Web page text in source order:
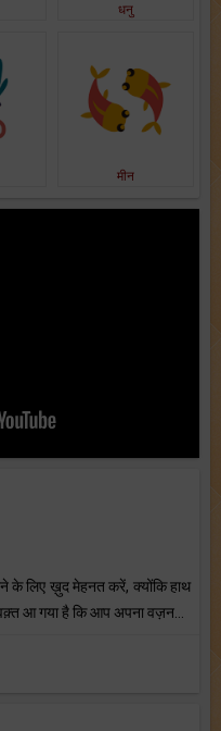
धनु
मीन
के लिए ख़ुद मेहनत करें, क्योंकि हाथ
आ गया है कि आप अपना वज़न...